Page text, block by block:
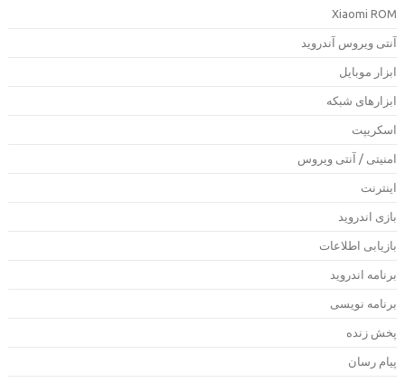
Xiaomi
ویروس آندروید
موبایل
شبکه
/ آنتی ویروس
اندروید
اطلاعات
اندروید
نویسی
زنده
رسان